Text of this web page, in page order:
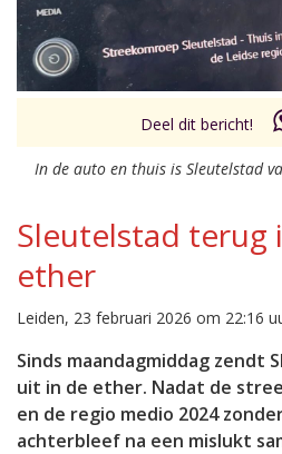
Deel dit bericht!
In de auto en thuis is Sleutelstad
Sleutelstad terug
ether
Leiden, 23 februari 2026 om 22:16
Sinds maandagmiddag zendt
uit in de ether. Nadat de
en de regio medio 2024
achterbleef na een mislukt